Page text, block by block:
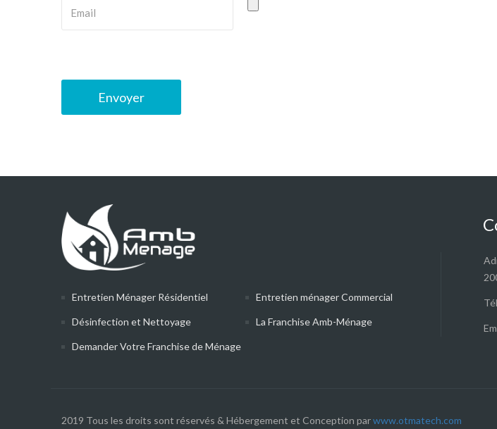
Envoyer
Entretien Ménager Résidentiel Entretien ménager Commercial
Désinfection et Nettoyage La Franchise Amb-Ménage
Demander Votre Franchise de Ménage
2019 Tous les droits sont réservés & Hébergement et Conception parwww.otmatech.com